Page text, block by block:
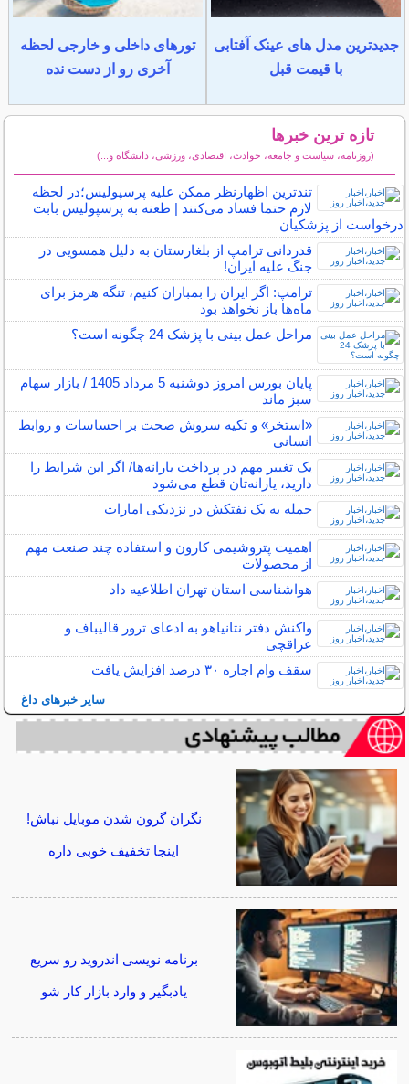
جدیدترین مدل های عینک آفتابی
با قیمت قبل
تورهای داخلی و خارجی لحظه
آخری رو از دست نده
تازه ترین خبرها
(روزنامه، سیاست و جامعه، حوادث، اقتصادی، ورزشی، دانشگاه و...)
تندترین اظهارنظر ممکن علیه پرسپولیس؛در لحظه
لازم حتما فساد می‌کنند | طعنه به پرسپولیس بابت
درخواست از پزشکیان
قدردانی ترامپ از بلغارستان به دلیل همسویی در
جنگ علیه ایران!
ترامپ: اگر ایران را بمباران کنیم، تنگه هرمز برای
ماه‌ها باز نخواهد بود
مراحل عمل بینی با پزشک 24 چگونه است؟
پایان بورس امروز دوشنبه 5 مرداد 1405 / بازار سهام
سبز ماند
«استخر» و تکیه سروش صحت بر احساسات و روابط
انسانی
یک تغییر مهم در پرداخت یارانه‌ها/ اگر این شرایط را
دارید، یارانه‌تان قطع می‌شود
حمله به یک نفتکش در نزدیکی امارات
اهمیت پتروشیمی کارون و استفاده چند صنعت مهم
از محصولات
هواشناسی استان تهران اطلاعیه داد
واکنش دفتر نتانیاهو به ادعای ترور قالیباف و
عراقچی
سقف وام اجاره ۳۰ درصد افزایش یافت
سایر خبرهای داغ
نگران گرون شدن موبایل نباش!
اینجا تخفیف خوبی داره
برنامه نویسی اندروید رو سریع
یادبگیر و وارد بازار کار شو